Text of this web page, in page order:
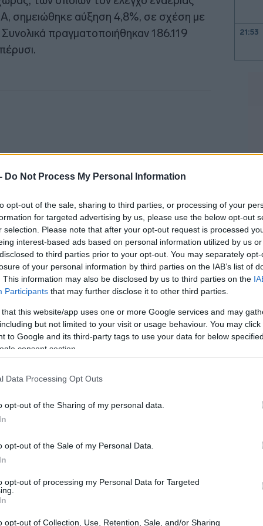
Do Not Process My Personal Information
opt-out of the sale, sharing to third parties, or processing of your
for targeted advertising by us, please use the below opt-out
selection. Please note that after your opt-out request is processed
interest-based ads based on personal information utilized by us
to third parties prior to your opt-out. You may separately
of your personal information by third parties on the IAB’s list of
This information may also be disclosed by us to third parties on the
Participants that may further disclose it to other third parties.
that this website/app uses one or more Google services and may
but not limited to your visit or usage behaviour. You may
to Google and its third-party tags to use your data for below
consent section.
Data Processing Opt Outs
opt-out of the Sharing of my personal data.
opt-out of the Sale of my Personal Data.
opt-out of processing my Personal Data for Targeted
opt-out of Collection, Use, Retention, Sale, and/or Sharing
σημειώθηκε αύξηση 4,8%, σε σχέση με
πραγματοποιήθηκαν 186.119
του 2026 στην
διαχείρισης της
του 2026, η επιβατική κίνηση
ΥΠΑ, (Ηράκλειο, Καλαμάτα,
Ιωάννινα, Χίος, Κοζάνη, Καστοριά,
Νέα Αγχίαλος, Πάρος, Σύρος, 'Αραξος,
Κάσος, Λέρος, Σητεία), σε σχέση με
στοιχεία της ΥΠΑ, το σύνολο των
επιβατών εξωτερικού και εσωτερικού)
2.946.699 επιβάτες, έναντι
του 2025.
21:53
21:03
20:53
20:23